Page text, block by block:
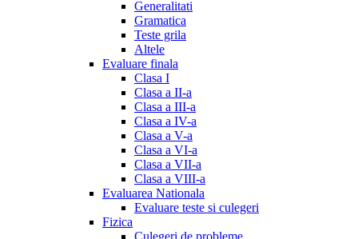
Generalitati
Gramatica
Teste grila
Altele
Evaluare finala
Clasa I
Clasa a II-a
Clasa a III-a
Clasa a IV-a
Clasa a V-a
Clasa a VI-a
Clasa a VII-a
Clasa a VIII-a
Evaluarea Nationala
Evaluare teste si culegeri
Fizica